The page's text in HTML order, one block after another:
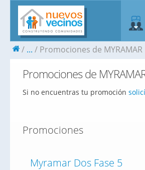
... Promociones de MYRAMAR
Promociones de
Si no encuentras tu promoción
Promociones
Myramar Dos Fase 5